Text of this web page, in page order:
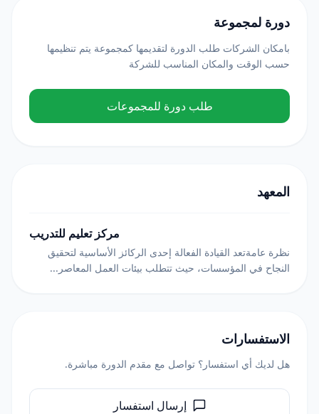
دورة لمجموعة
بامكان الشركات طلب الدورة لتقديمها كمجموعة يتم تنظيمها
حسب الوقت والمكان المناسب للشركة
طلب دورة للمجموعات
المعهد
مركز تعليم للتدريب
نظرة عامةتعد القيادة الفعالة إحدى الركائز الأساسية لتحقيق
النجاح في المؤسسات، حيث تتطلب بيئات العمل المعاصر...
الاستفسارات
هل لديك أي استفسار؟ تواصل مع مقدم الدورة مباشرة.
إرسال استفسار